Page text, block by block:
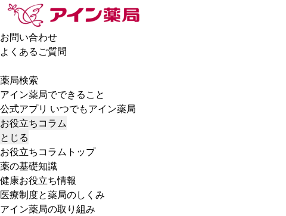
お問い合わせ
よくあるご質問
薬局検索
アイン薬局でできること
公式アプリ いつでもアイン薬局
お役立ちコラム
とじる
お役立ちコラムトップ
薬の基礎知識
健康お役立ち情報
医療制度と薬局のしくみ
アイン薬局の取り組み